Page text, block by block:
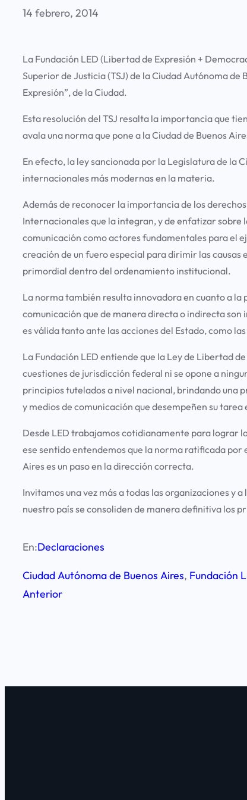
14 febrero, 2014
La Fundación LED (Libertad de Expresión +
Superior de Justicia (TSJ) de la Ciudad Autónoma
Expresión”, de la Ciudad.
Esta resolución del TSJ resalta la importancia que
avala una norma que pone a la Ciudad de Buenos
En efecto, la ley sancionada por la Legislatura de la
internacionales más modernas en la materia.
Además de reconocer la importancia de los
Internacionales que la integran, y de enfatizar sobre
comunicación como actores fundamentales para el
creación de un fuero especial para dirimir las causas
primordial dentro del ordenamiento institucional.
La norma también resulta innovadora en cuanto a la
comunicación que de manera directa o indirecta
es válida tanto ante las acciones del Estado, como
La Fundación LED entiende que la Ley de Libertad
cuestiones de jurisdicción federal ni se opone a
principios tutelados a nivel nacional, brindando una
y medios de comunicación que desempeñen su
Desde LED trabajamos cotidianamente para lograr
ese sentido entendemos que la norma ratificada por
Aires es un paso en la dirección correcta.
Invitamos una vez más a todas las organizaciones y
nuestro país se consoliden de manera definitiva los
En:Declaraciones
Ciudad Autónoma de Buenos Aires, Fundación
Anterior